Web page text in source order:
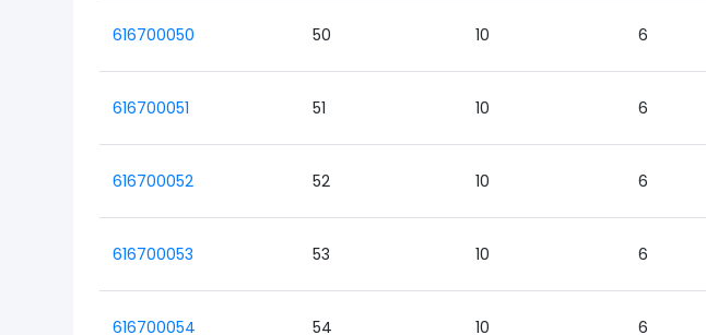
616700050 50 10 6
616700051 51 10 6
616700052 52 10 6
616700053 53 10 6
616700054 54 10 6